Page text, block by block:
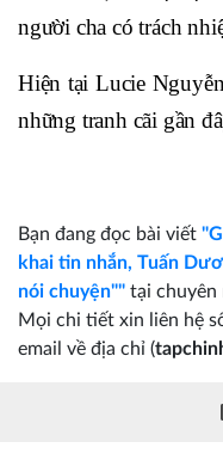
người cha có trách
Hiện tại Lucie
những tranh cãi gần
Bạn đang đọc bài viết
khai tin nhắn, Tuấn
nói chuyện"" tại chuyên
Mọi chi tiết xin liên hệ
email về địa chỉ (